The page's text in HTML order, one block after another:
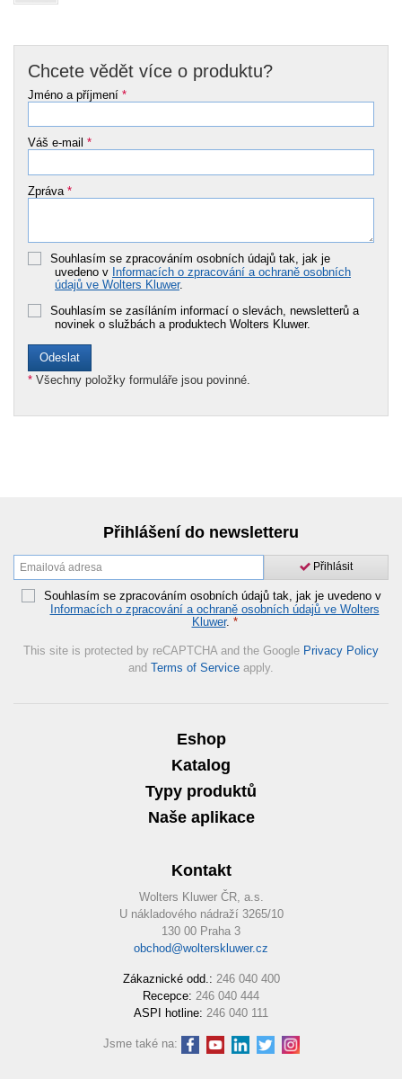
Chcete vědět více o produktu?
Jméno a příjmení *
Váš e-mail *
Zpráva *
Souhlasím se zpracováním osobních údajů tak, jak je
uvedeno v Informacích o zpracování a ochraně osobních
údajů ve Wolters Kluwer.
Souhlasím se zasíláním informací o slevách, newsletterů a
novinek o službách a produktech Wolters Kluwer.
* Všechny položky formuláře jsou povinné.
Přihlášení do newsletteru
Přihlásit
Souhlasím se zpracováním osobních údajů tak, jak je uvedeno v
Informacích o zpracování a ochraně osobních údajů ve Wolters
Kluwer. *
This site is protected by reCAPTCHA and the Google Privacy Policy
and Terms of Service apply.
Eshop
Katalog
Typy produktů
Naše aplikace
Kontakt
Wolters Kluwer ČR, a.s.
U nákladového nádraží 3265/10
130 00 Praha 3
obchod@wolterskluwer.cz
Zákaznické odd.: 246 040 400
Recepce: 246 040 444
ASPI hotline: 246 040 111
Jsme také na: